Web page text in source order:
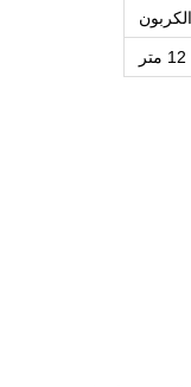
12 متر